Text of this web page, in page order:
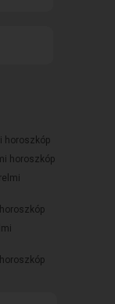
horoszkóp
horoszkóp